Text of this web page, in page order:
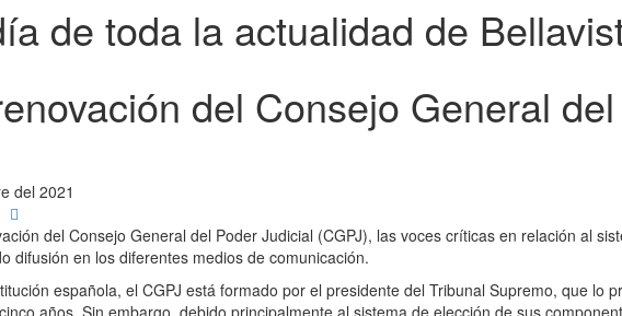
de toda la actualidad de
del Consejo General
del 2021
del Consejo General del Poder Judicial (CGPJ), las voces críticas en relación al
difusión en los diferentes medios de comunicación.
española, el CGPJ está formado por el presidente del Tribunal Supremo, que lo
años. Sin embargo, debido principalmente al sistema de elección de sus